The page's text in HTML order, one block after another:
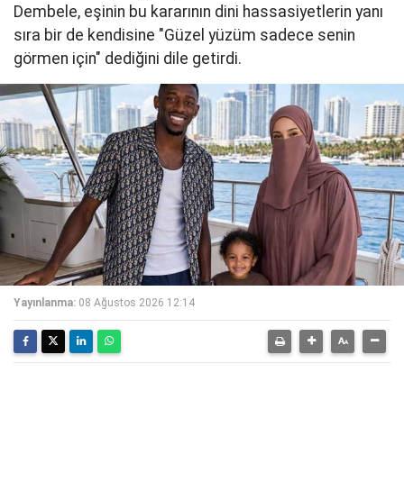
Dembele, eşinin bu kararının dini hassasiyetlerin yanı
sıra bir de kendisine "Güzel yüzüm sadece senin
görmen için" dediğini dile getirdi.
Yayınlanma: 08 Ağustos 2026 12:14